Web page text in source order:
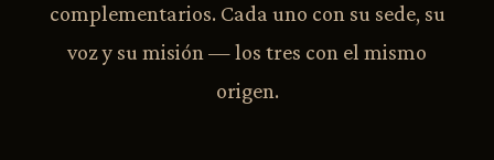
complementarios. Cada uno con su sede, su
voz y su misión — los tres con el mismo
origen.